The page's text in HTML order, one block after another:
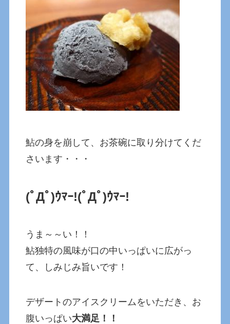
鮎の身を崩して、お茶碗に取り分けてくだ
さいます・・・
(ﾟДﾟ)ｳﾏｰ!(ﾟДﾟ)ｳﾏｰ!
うま～～い！！
鮎独特の風味が口の中いっぱいに広がっ
て、しみじみ旨いです！
デザートのアイスクリームをいただき、お
腹いっぱい大満足！！